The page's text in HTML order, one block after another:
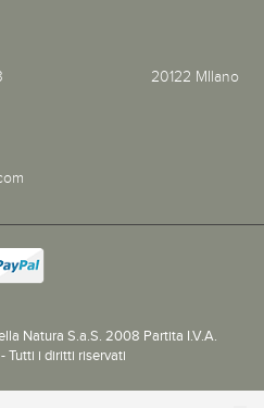
20122 MIlano
Natura S.a.S. 2008 Partita I.V.A.
Tutti i diritti riservati